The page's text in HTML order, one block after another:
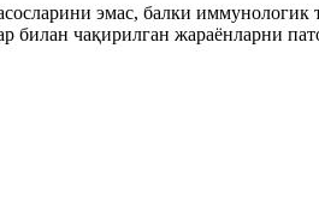
эмас, балки
билан чақирилган жараёнларни